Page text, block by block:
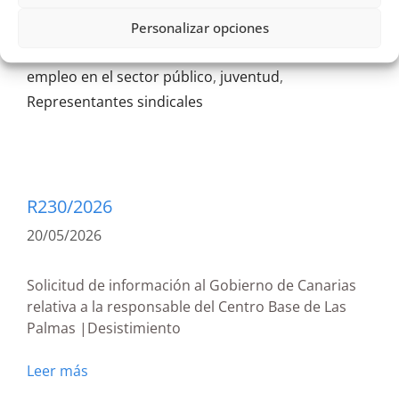
Personalizar opciones
General de Discapacidad,Gobierno de Canarias
empleo en el sector público,juventud,
Representantes sindicales
R230/2026
20/05/2026
Solicitud de información al Gobierno de Canarias
relativa a la responsable del Centro Base de Las
Palmas |Desistimiento
Leer más